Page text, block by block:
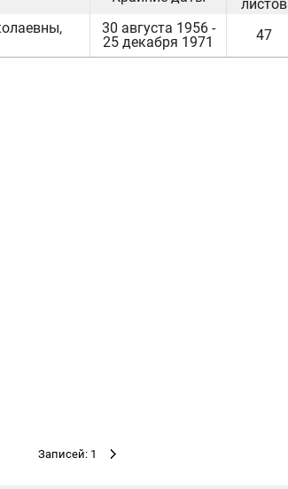
листов
30 августа 1956 -
25 декабря 1971
47
Записей: 1